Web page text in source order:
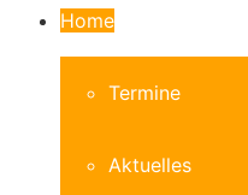
Home
Termine
Aktuelles